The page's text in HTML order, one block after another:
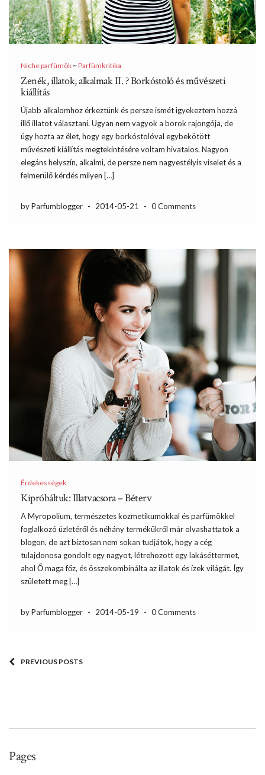
Niche parfümök~Parfümkritika
Zenék, illatok, alkalmak II. ? Borkóstoló és művészeti
kiállítás
Újabb alkalomhoz érkeztünk és persze ismét igyekeztem hozzá
illő illatot választani. Ugyan nem vagyok a borok rajongója, de
úgy hozta az élet, hogy egy borkóstolóval egybekötött
művészeti kiállítás megtekintésére voltam hivatalos. Nagyon
elegáns helyszín, alkalmi, de persze nem nagyestélyis viselet és a
felmerülő kérdés milyen […]
by Parfumblogger - 2014-05-21 - 0 Comments
Érdekességek
Kipróbáltuk: Illatvacsora – Béterv
A Myropolium, természetes kozmetikumokkal és parfümökkel
foglalkozó üzletéről és néhány termékükről már olvashattatok a
blogon, de azt biztosan nem sokan tudjátok, hogy a cég
tulajdonosa gondolt egy nagyot, létrehozott egy lakáséttermet,
ahol Ő maga főz, és összekombinálta az illatok és ízek világát. Így
született meg […]
by Parfumblogger - 2014-05-19 - 0 Comments
PREVIOUS POSTS
Pages